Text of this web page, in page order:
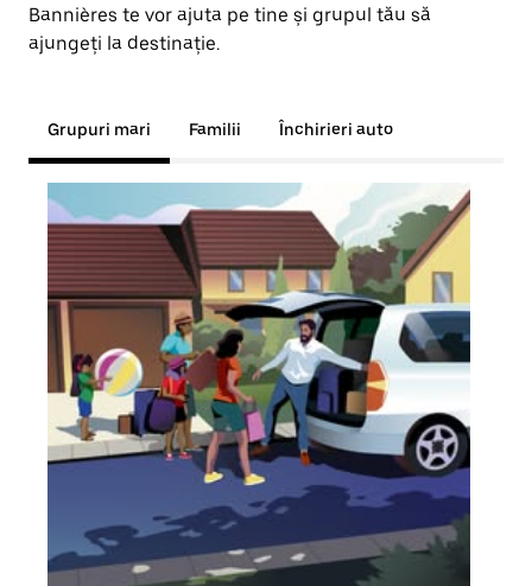
Bannières te vor ajuta pe tine și grupul tău să
ajungeți la destinație.
Grupuri mari Familii Închirieri auto